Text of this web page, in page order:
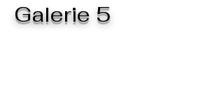
Galerie 5